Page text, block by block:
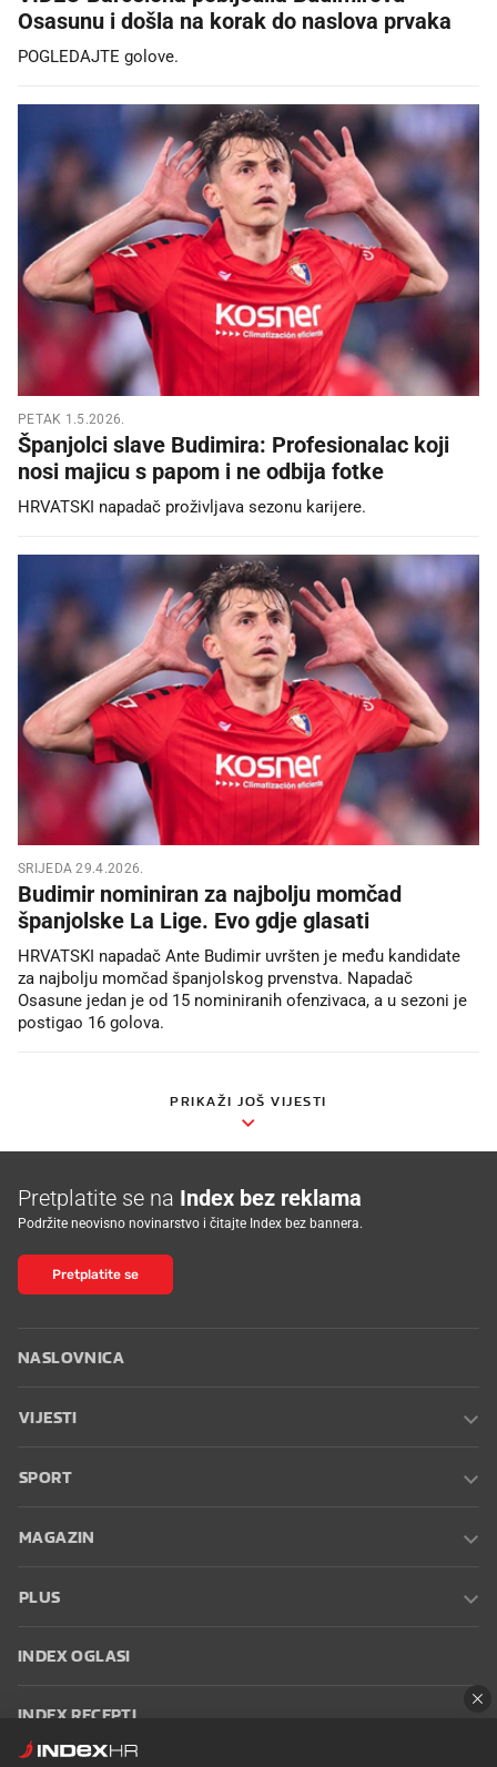
Osasunu i došla na korak do naslova prvaka
POGLEDAJTE golove.
PETAK 1.5.2026.
Španjolci slave Budimira: Profesionalac koji
nosi majicu s papom i ne odbija fotke
HRVATSKI napadač proživljava sezonu karijere.
SRIJEDA 29.4.2026.
Budimir nominiran za najbolju momčad
španjolske La Lige. Evo gdje glasati
HRVATSKI napadač Ante Budimir uvršten je među kandidate
za najbolju momčad španjolskog prvenstva. Napadač
Osasune jedan je od 15 nominiranih ofenzivaca, a u sezoni je
postigao 16 golova.
PRIKAŽI JOŠ VIJESTI
Pretplatite se na Index bez reklama
Podržite neovisno novinarstvo i čitajte Index bez bannera.
Pretplatite se
NASLOVNICA
VIJESTI
SPORT
MAGAZIN
PLUS
INDEX OGLASI
INDEX RECEPTI